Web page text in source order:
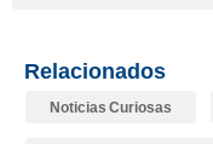
Relacionados
Noticias Curiosas